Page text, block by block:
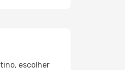
escolher